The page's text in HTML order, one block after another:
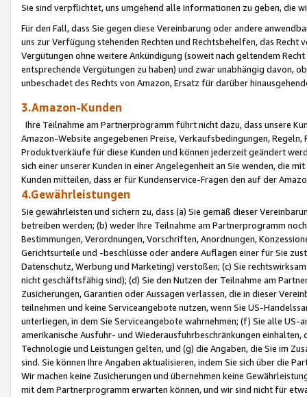
Sie sind verpflichtet, uns umgehend alle Informationen zu geben, die
Für den Fall, dass Sie gegen diese Vereinbarung oder andere
uns zur Verfügung stehenden Rechten und Rechtsbehelfen, das
Vergütungen ohne weitere Ankündigung (soweit nach geltendem
entsprechende Vergütungen zu haben) und zwar unabhängig davon,
unbeschadet des Rechts von Amazon, Ersatz für darüber
3.Amazon-Kunden
Ihre Teilnahme am Partnerprogramm führt nicht dazu, dass unsere
Amazon-Website angegebenen Preise, Verkaufsbedingungen,
Produktverkäufe für diese Kunden und können jederzeit geändert
sich einer unserer Kunden in einer Angelegenheit an Sie wenden, die
Kunden mitteilen, dass er für Kundenservice-Fragen den auf der
4.Gewährleistungen
Sie gewährleisten und sichern zu, dass (a) Sie gemäß dieser
betreiben werden; (b) weder Ihre Teilnahme am Partnerprogramm
Bestimmungen, Verordnungen, Vorschriften, Anordnungen,
Gerichtsurteile und -beschlüsse oder andere Auflagen einer für Sie
Datenschutz, Werbung und Marketing) verstoßen; (c) Sie
nicht geschäftsfähig sind); (d) Sie den Nutzen der Teilnahme am
Zusicherungen, Garantien oder Aussagen verlassen, die in dieser
teilnehmen und keine Serviceangebote nutzen, wenn Sie US-
unterliegen, in dem Sie Serviceangebote wahrnehmen; (f) Sie alle
amerikanische Ausfuhr- und Wiederausfuhrbeschränkungen
Technologie und Leistungen gelten, und (g) die Angaben, die Sie im
sind. Sie können Ihre Angaben aktualisieren, indem Sie sich über die
Wir machen keine Zusicherungen und übernehmen keine
mit dem Partnerprogramm erwarten können, und wir sind nicht für